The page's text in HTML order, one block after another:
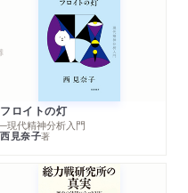
フロイトの灯
─現代精神分析入門
西見奈子著